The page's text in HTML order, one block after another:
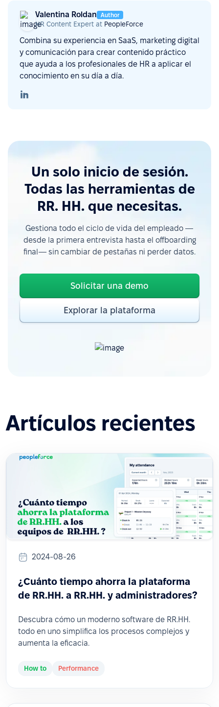
Valentina Roldan Author
HR Content Expert at PeopleForce
Combina su experiencia en SaaS, marketing digital
y comunicación para crear contenido práctico
que ayuda a los profesionales de HR a aplicar el
conocimiento en su día a día.
Un solo inicio de sesión.
Todas las herramientas de
RR. HH. que necesitas.
Gestiona todo el ciclo de vida del empleado —
desde la primera entrevista hasta el offboarding
final— sin cambiar de pestañas ni perder datos.
Solicitar una demo
Explorar la plataforma
Artículos recientes
2024-08-26
¿Cuánto tiempo ahorra la plataforma
de RR.HH. a RR.HH. y administradores?
Descubra cómo un moderno software de RR.HH.
todo en uno simplifica los procesos complejos y
aumenta la eficacia.
How to Performance